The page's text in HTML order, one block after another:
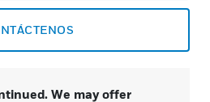
We may offer